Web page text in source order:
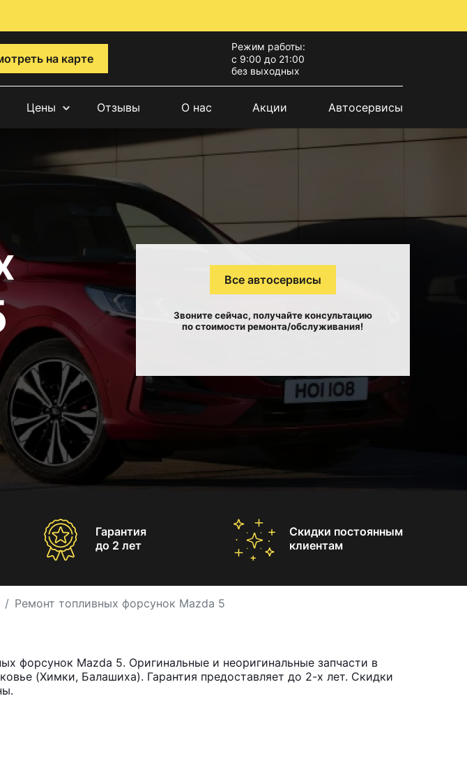
на карте
Режим работы:
с 9:00 до 21:00
без выходных
Цены Отзывы О нас Акции Автосервисы
Все автосервисы
Звоните сейчас, получайте консультацию
по стоимости ремонта/обслуживания!
Гарантия
до 2 лет
Скидки постоянным
клиентам
Ремонт топливных форсунок Mazda 5
форсунок Mazda 5. Оригинальные и неоригинальные запчасти в
(Химки, Балашиха). Гарантия предоставляет до 2-х лет. Скидки